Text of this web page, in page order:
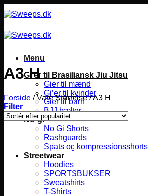
til
Menu
Gi’er til Brasiliansk Jiu Jitsu
Gier til mænd
Gi’er til kvinder
Gier til børn
BJJ bælter
No-gi
No Gi Shorts
Rashguards
Spats og kompressionsshorts
Streetwear
Hoodies
SPORTSBUKSER
Sweatshirts
T-Shirts
A3 H
Forside /Vare Størrelse/A3 H
Filter